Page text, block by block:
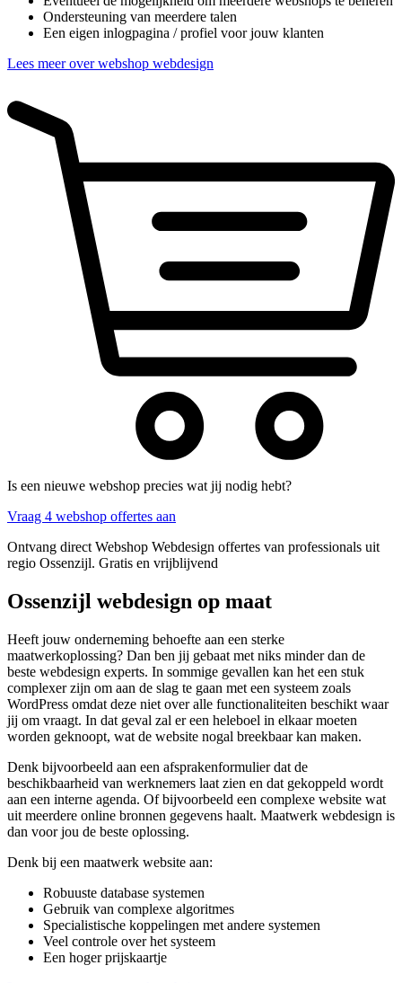
Ondersteuning van meerdere talen
Een eigen inlogpagina / profiel voor jouw klanten
Lees meer over webshop webdesign
Is een nieuwe webshop precies wat jij nodig hebt?
Vraag 4 webshop offertes aan
Ontvang direct Webshop Webdesign offertes van professionals uit
regio Ossenzijl. Gratis en vrijblijvend
Ossenzijl webdesign op maat
Heeft jouw onderneming behoefte aan een sterke
maatwerkoplossing? Dan ben jij gebaat met niks minder dan de
beste webdesign experts. In sommige gevallen kan het een stuk
complexer zijn om aan de slag te gaan met een systeem zoals
WordPress omdat deze niet over alle functionaliteiten beschikt waar
jij om vraagt. In dat geval zal er een heleboel in elkaar moeten
worden geknoopt, wat de website nogal breekbaar kan maken.
Denk bijvoorbeeld aan een afsprakenformulier dat de
beschikbaarheid van werknemers laat zien en dat gekoppeld wordt
aan een interne agenda. Of bijvoorbeeld een complexe website wat
uit meerdere online bronnen gegevens haalt. Maatwerk webdesign is
dan voor jou de beste oplossing.
Denk bij een maatwerk website aan:
Robuuste database systemen
Gebruik van complexe algoritmes
Specialistische koppelingen met andere systemen
Veel controle over het systeem
Een hoger prijskaartje